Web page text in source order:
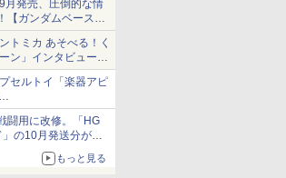
月発売、圧倒的な情
【ガンダムベース撮
トミカ あそべる！く
ン」インタビュー
司ならではの体験と
セルトイ「楽器アピ
種各3色
闘用に改修。「HG
の10月発送分が予
撮り下ろし】
もっと見る